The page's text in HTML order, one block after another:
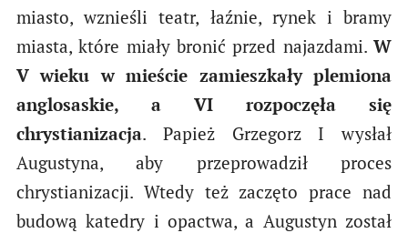
miasto, wznieśli teatr, łaźnie, rynek i bramy
miasta, które miały bronić przed najazdami.W
V wieku w mieście zamieszkały plemiona
anglosaskie, a VI rozpoczęła się
chrystianizacja. Papież Grzegorz I wysłał
Augustyna, aby przeprowadził proces
chrystianizacji. Wtedy też zaczęto prace nad
budową katedry i opactwa, a Augustyn został